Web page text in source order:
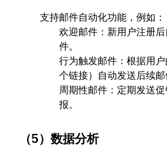
支持邮件自动化功能，例如：
欢迎邮件：新用户注册
件。
行为触发邮件：根据用
个链接）自动发送后续邮
周期性邮件：定期发送
报。
（5）数据分析